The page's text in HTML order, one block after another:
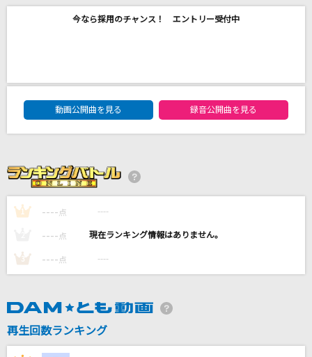
スピッツ
[生音]車輪の唄
BUMP OF CHICKEN
未来へ
[生音]爆弾魔
今なら採用のチャンス！ エントリー受付中
DAM★ともボーカルエントリーランキング
動画公開曲を見る
録音公開曲を見る
1 ---- 点 ----
---- 点 ----
3 ---- 点 ----
再生回数ランキング